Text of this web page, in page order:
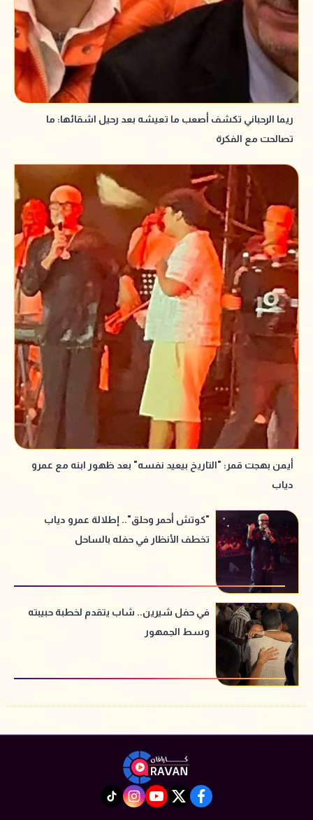
ريما الرحباني تكشف أصعب ما تعيشه بعد رحيل اشقائها: ما
تصالحت مع الفكرة
أيمن بهجت قمر: "التاريخ بيعيد نفسه" بعد ظهور ابنه مع عمرو
دياب
"كوتش أحمر وحلق".. إطلالة عمرو دياب
تخطف الأنظار في حفله بالساحل
في حفل شيرين.. شاب يتقدم لخطبة حبيبته
وسط الجمهور
facebook
twitter
youtube
instagram
tiktok